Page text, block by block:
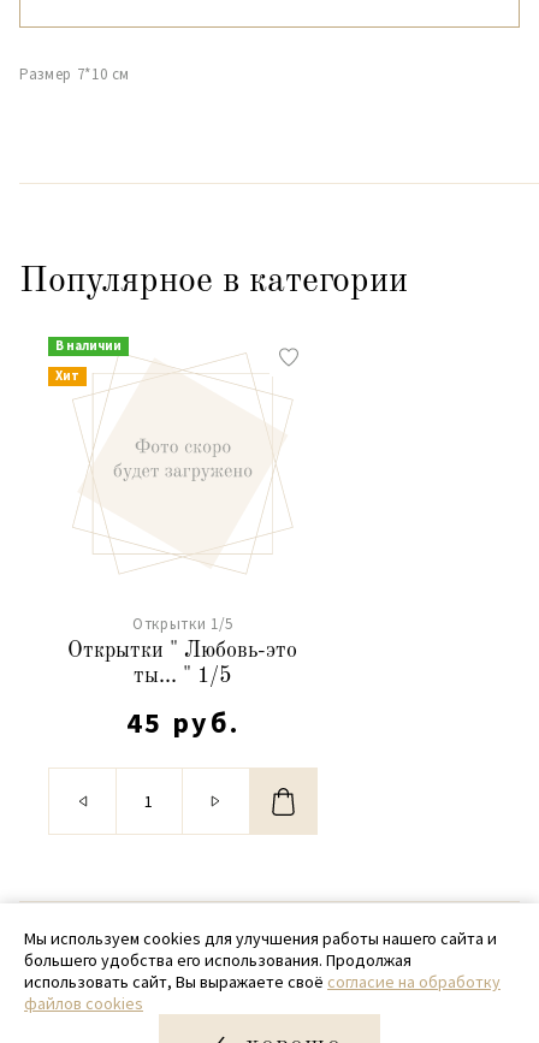
Размер 7*10 см
Популярное в категории
В наличии
Хит
Открытки 1/5
Открытки " Любовь-это
ты... " 1/5
45 руб.
© 2020 - 2026 SamPack
+ 7 (918) 699-97-87
zakaz@sampack.store
Мы используем cookies для улучшения работы нашего сайта и
большего удобства его использования. Продолжая
использовать сайт, Вы выражаете своё согласие на обработку
файлов cookies